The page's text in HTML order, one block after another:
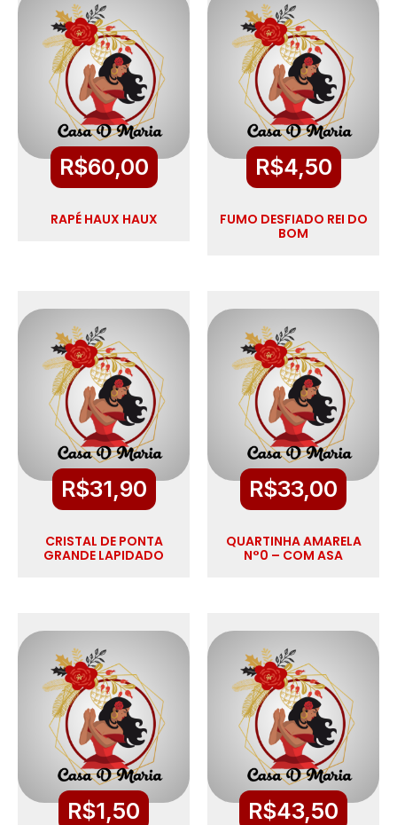
R$60,00
RAPÉ HAUX HAUX
R$4,50
FUMO DESFIADO REI DO
BOM
R$31,90
CRISTAL DE PONTA
GRANDE LAPIDADO
R$33,00
QUARTINHA AMARELA
N°0 – COM ASA
R$1,50 R$43,50